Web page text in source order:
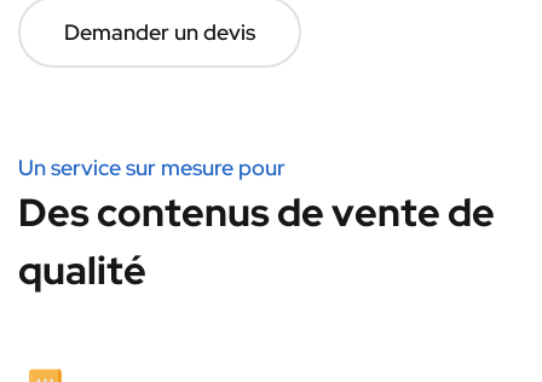
Demander un devis
Un service sur mesure pour
Des contenus de vente de
qualité